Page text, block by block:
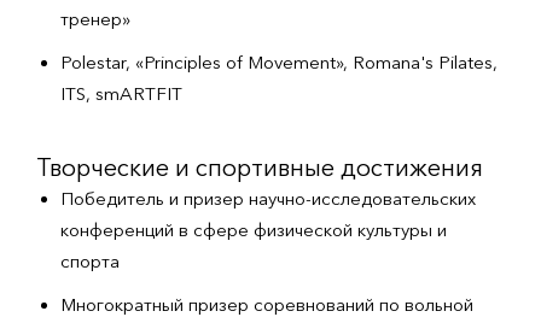
тренер»
Polestar, «Principles of Movement», Romana's Pilates,
ITS, smARTFIT
Творческие и спортивные достижения
Победитель и призер научно-исследовательских
конференций в сфере физической культуры и
спорта
Многократный призер соревнований по вольной